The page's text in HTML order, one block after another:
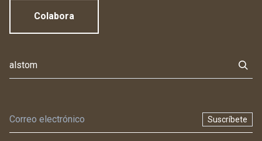
Colabora
Suscríbete